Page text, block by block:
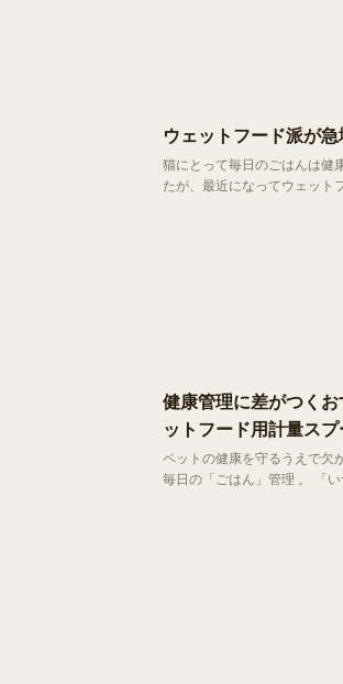
ウェットフード派が
猫にとって毎日のごはんは健康と長生きのカギを握る大切な
たが、最近になってウェット
健康管理に差がつく
ットフード用計量ス
ペットの健康を守るうえで欠
毎日の「ごはん」管理 。 「いつもだいた